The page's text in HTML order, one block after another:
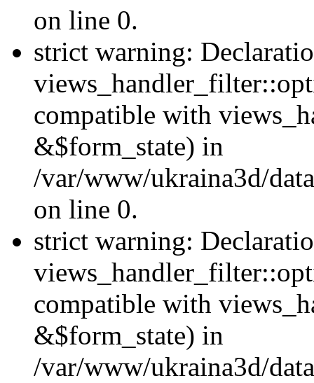
on line 0.
strict warning:
compatible with
&$form_state) in
/var/www/ukraina3d/
on line 0.
strict warning:
compatible with
&$form_state) in
/var/www/ukraina3d/